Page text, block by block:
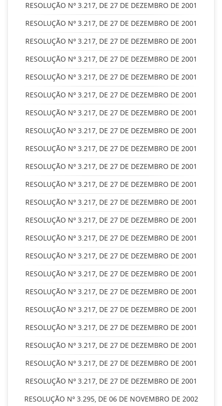
RESOLUÇÃO Nº 3.217, DE 27 DE DEZEMBRO DE 2001
RESOLUÇÃO Nº 3.217, DE 27 DE DEZEMBRO DE 2001
RESOLUÇÃO Nº 3.217, DE 27 DE DEZEMBRO DE 2001
RESOLUÇÃO Nº 3.217, DE 27 DE DEZEMBRO DE 2001
RESOLUÇÃO Nº 3.217, DE 27 DE DEZEMBRO DE 2001
RESOLUÇÃO Nº 3.217, DE 27 DE DEZEMBRO DE 2001
RESOLUÇÃO Nº 3.217, DE 27 DE DEZEMBRO DE 2001
RESOLUÇÃO Nº 3.217, DE 27 DE DEZEMBRO DE 2001
RESOLUÇÃO Nº 3.217, DE 27 DE DEZEMBRO DE 2001
RESOLUÇÃO Nº 3.217, DE 27 DE DEZEMBRO DE 2001
RESOLUÇÃO Nº 3.217, DE 27 DE DEZEMBRO DE 2001
RESOLUÇÃO Nº 3.217, DE 27 DE DEZEMBRO DE 2001
RESOLUÇÃO Nº 3.217, DE 27 DE DEZEMBRO DE 2001
RESOLUÇÃO Nº 3.217, DE 27 DE DEZEMBRO DE 2001
RESOLUÇÃO Nº 3.217, DE 27 DE DEZEMBRO DE 2001
RESOLUÇÃO Nº 3.217, DE 27 DE DEZEMBRO DE 2001
RESOLUÇÃO Nº 3.217, DE 27 DE DEZEMBRO DE 2001
RESOLUÇÃO Nº 3.217, DE 27 DE DEZEMBRO DE 2001
RESOLUÇÃO Nº 3.217, DE 27 DE DEZEMBRO DE 2001
RESOLUÇÃO Nº 3.217, DE 27 DE DEZEMBRO DE 2001
RESOLUÇÃO Nº 3.217, DE 27 DE DEZEMBRO DE 2001
RESOLUÇÃO Nº 3.217, DE 27 DE DEZEMBRO DE 2001
RESOLUÇÃO Nº 3.295, DE 06 DE NOVEMBRO DE 2002